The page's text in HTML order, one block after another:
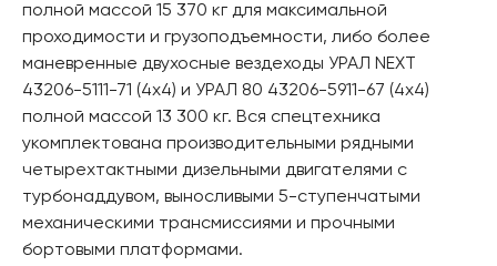
полной массой 15 370 кг для максимальной
проходимости и грузоподъемности, либо более
маневренные двухосные вездеходы УРАЛ NEXT
43206-5111-71 (4x4) и УРАЛ 80 43206-5911-67 (4x4)
полной массой 13 300 кг. Вся спецтехника
укомплектована производительными рядными
четырехтактными дизельными двигателями с
турбонаддувом, выносливыми 5-ступенчатыми
механическими трансмиссиями и прочными
бортовыми платформами.